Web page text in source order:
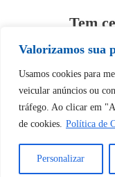
Valorizamos sua
Usamos cookies para
veicular anúncios ou
tráfego. Ao clicar em
de cookies. Política de
Personalizar
Tem